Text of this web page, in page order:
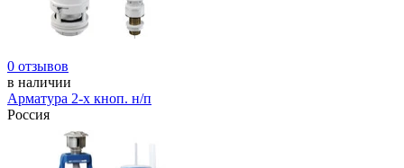
0 отзывов
в наличии
Арматура 2-х кноп. н/п
Россия